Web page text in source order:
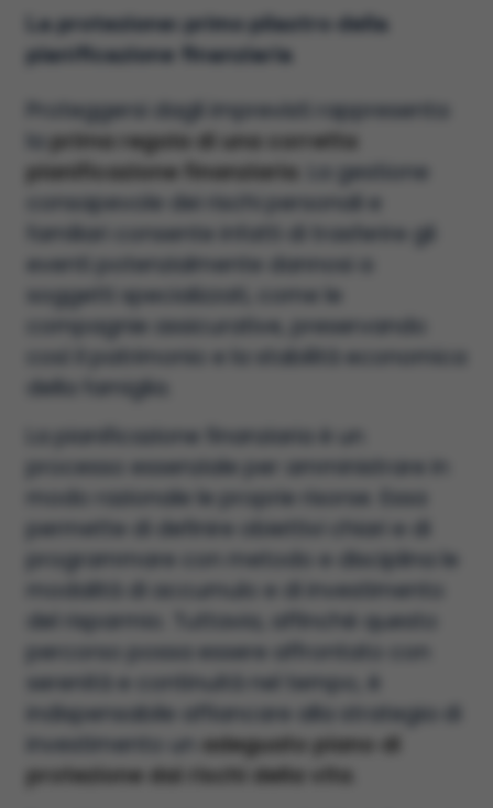
La protezione: primo pilastro della
pianificazione finanziaria
Proteggersi dagli imprevisti rappresenta
prima regola di una corretta
pianificazione finanziaria
. La gestione
consapevole dei rischi personali e
familiari consente infatti di trasferire gli
eventi potenzialmente dannosi a
soggetti specializzati, come le
compagnie assicurative, preservando
così il patrimonio e la stabilità economica
della famiglia.
La pianificazione finanziaria è un
processo essenziale per amministrare in
modo razionale le proprie risorse. Essa
permette di definire obiettivi chiari e di
programmare con metodo e disciplina le
modalità di accumulo e di investimento
del risparmio. Tuttavia, affinché questo
percorso possa essere affrontato con
serenità e continuità nel tempo, è
indispensabile affiancare alla strategia di
investimento un
adeguato piano di
protezione dai rischi della vita